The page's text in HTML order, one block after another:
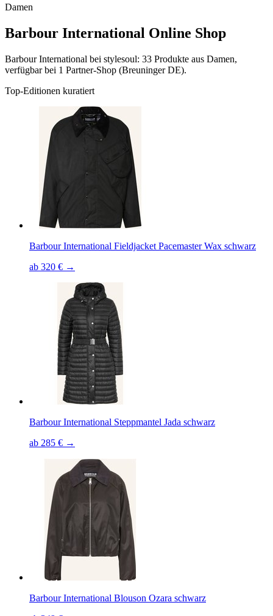
Damen
Barbour International Online Shop
Barbour International bei stylesoul: 33 Produkte aus Damen,
verfügbar bei 1 Partner-Shop (Breuninger DE).
Top-Editionen kuratiert
Barbour International Fieldjacket Pacemaster Wax schwarz
ab 320 € →
Barbour International Steppmantel Jada schwarz
ab 285 € →
Barbour International Blouson Ozara schwarz